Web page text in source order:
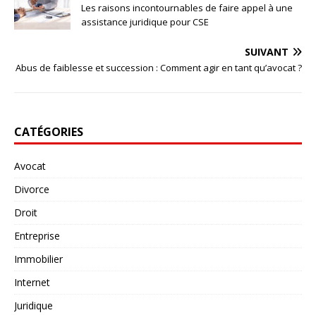
Les raisons incontournables de faire appel à une
assistance juridique pour CSE
SUIVANT
Abus de faiblesse et succession : Comment agir en tant qu’avocat ?
CATÉGORIES
Avocat
Divorce
Droit
Entreprise
Immobilier
Internet
Juridique